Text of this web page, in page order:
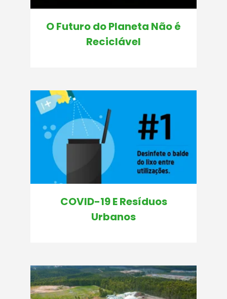
O Futuro do Planeta Não é
Reciclável
COVID-19 E Resíduos
Urbanos